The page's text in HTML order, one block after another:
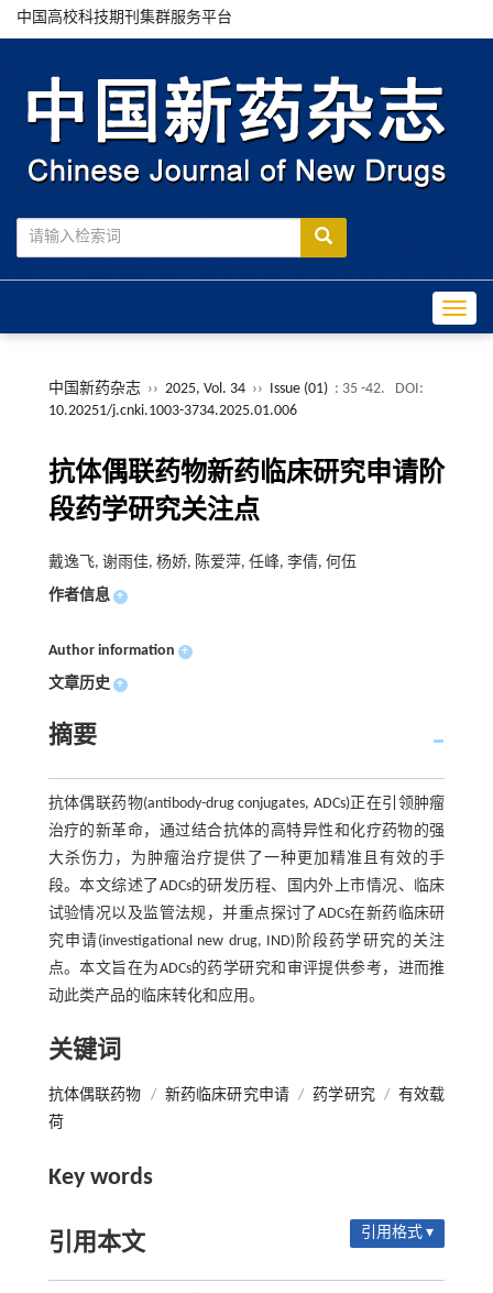
中国高校科技期刊集群服务平台
中国新药杂志 ›› 2025, Vol. 34 ›› Issue (01) : 35 -42.
DOI:
10.20251/j.cnki.1003-3734.2025.01.006
抗体偶联药物新药临床研究申请阶
段药学研究关注点
戴逸飞, 谢雨佳, 杨娇, 陈爱萍, 任峰, 李倩, 何伍
作者信息 +
Author information +
文章历史 +
摘要
抗体偶联药物(antibody-drug conjugates, ADCs)正在引领肿瘤
治疗的新革命，通过结合抗体的高特异性和化疗药物的强
大杀伤力，为肿瘤治疗提供了一种更加精准且有效的手
段。本文综述了ADCs的研发历程、国内外上市情况、临床
试验情况以及监管法规，并重点探讨了ADCs在新药临床研
究申请(investigational new drug, IND)阶段药学研究的关注
点。本文旨在为ADCs的药学研究和审评提供参考，进而推
动此类产品的临床转化和应用。
关键词
抗体偶联药物 / 新药临床研究申请 / 药学研究 / 有效载
荷
Key words
引用本文 引用格式 ▾